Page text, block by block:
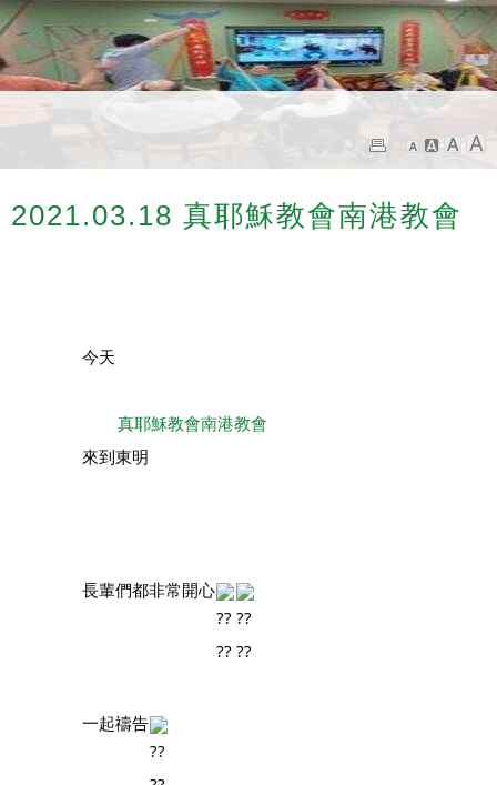
2021.03.18 真耶穌教會南港教會
真耶穌教會南港教會
		來到東明
		長輩們都非常開心
		一起禱告